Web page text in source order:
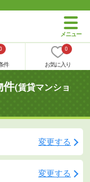
0
件
0
お気に入り
件(賃貸マンショ
変更する
変更する